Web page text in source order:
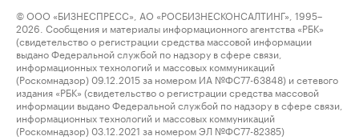
© ООО «БИЗНЕСПРЕСС», АО «РОСБИЗНЕСКОНСАЛТИНГ», 1995–
2026. Сообщения и материалы информационного агентства «РБК»
(свидетельство о регистрации средства массовой информации
выдано Федеральной службой по надзору в сфере связи,
информационных технологий и массовых коммуникаций
(Роскомнадзор) 09.12.2015 за номером ИА №ФС77-63848) и сетевого
издания «РБК» (свидетельство о регистрации средства массовой
информации выдано Федеральной службой по надзору в сфере связи,
информационных технологий и массовых коммуникаций
(Роскомнадзор) 03.12.2021 за номером ЭЛ №ФС77-82385)